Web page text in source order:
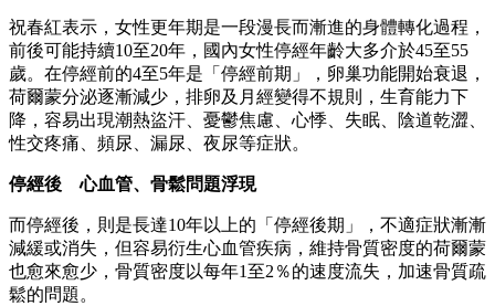
祝春紅表示，女性更年期是一段漫長而漸進的身體轉化過程，
前後可能持續10至20年，國內女性停經年齡大多介於45至55
歲。在停經前的4至5年是「停經前期」，卵巢功能開始衰退，
荷爾蒙分泌逐漸減少，排卵及月經變得不規則，生育能力下
降，容易出現潮熱盜汗、憂鬱焦慮、心悸、失眠、陰道乾澀、
性交疼痛、頻尿、漏尿、夜尿等症狀。
停經後 心血管、骨鬆問題浮現
而停經後，則是長達10年以上的「停經後期」，不適症狀漸漸
減緩或消失，但容易衍生心血管疾病，維持骨質密度的荷爾蒙
也愈來愈少，骨質密度以每年1至2％的速度流失，加速骨質疏
鬆的問題。